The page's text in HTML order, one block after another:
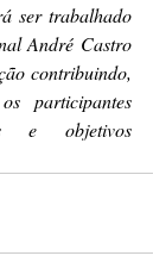
ser trabalhado
André Castro
contribuindo,
participantes
e objetivos